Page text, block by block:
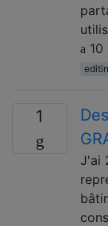
10
1
J'ai